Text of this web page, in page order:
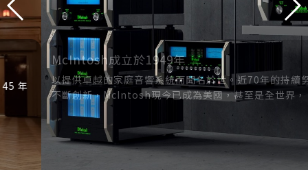
McIntosh成立於1949年
以提供卓越的家庭音響系統而聞名於世。近70年的持續努力與
不斷創新，McIntosh現今已成為美國，甚至是全世界， 最受
信賴與最成功的高級音響品牌。其黑色玻璃面板與標誌性的藍
色瓦特輸出表早已是全球公認Hi-End音響的象徵。